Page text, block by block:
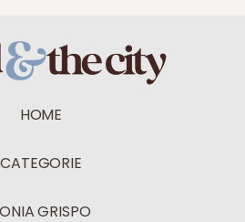
HOME
CATEGORIE
GRISPO